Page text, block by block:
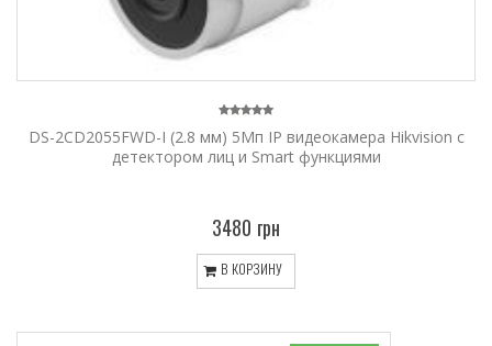
DS-2CD2055FWD-I (2.8 мм) 5Мп IP видеокамера Hikvision c
детектором лиц и Smart функциями
3480 грн
В КОРЗИНУ